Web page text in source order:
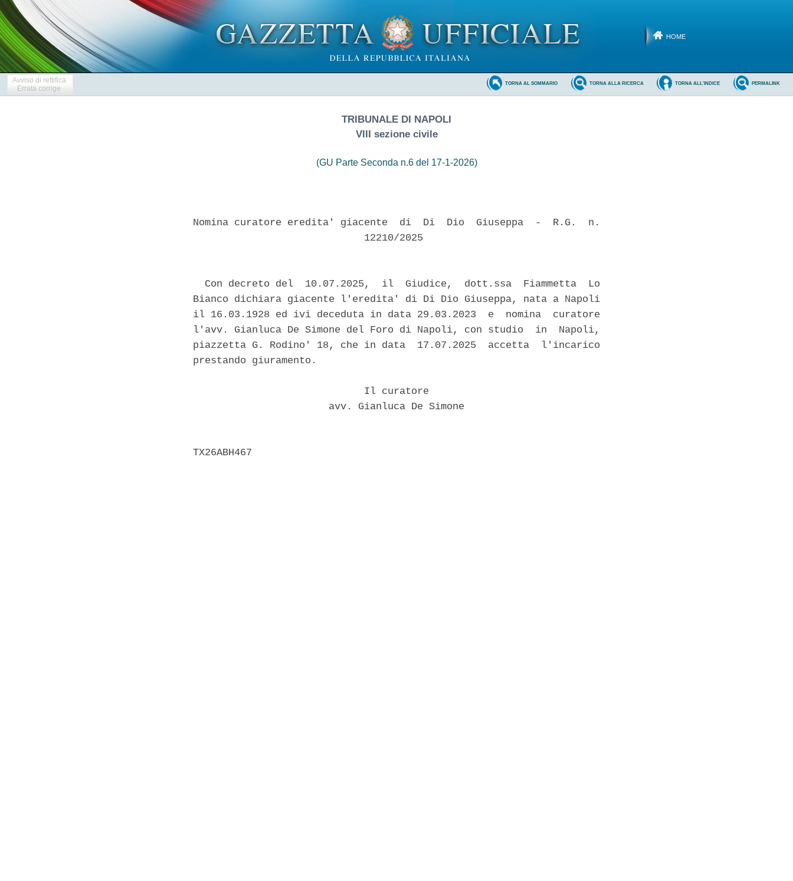
HOME
Avviso di rettifica
Errata corrige
PERMALINK
TORNA ALL'INDICE
TORNA ALLA RICERCA
TORNA AL SOMMARIO
TRIBUNALE DI NAPOLI
VIII sezione civile
(GU Parte Seconda n.6 del 17-1-2026)
Nomina curatore eredita' giacente  di  Di  Dio  Giuseppa  -  R.G.  n.
                             12210/2025
  Con decreto del  10.07.2025,  il  Giudice,  dott.ssa  Fiammetta  Lo
Bianco dichiara giacente l'eredita' di Di Dio Giuseppa, nata a Napoli
il 16.03.1928 ed ivi deceduta in data 29.03.2023  e  nomina  curatore
l'avv. Gianluca De Simone del Foro di Napoli, con studio  in  Napoli,
piazzetta G. Rodino' 18, che in data  17.07.2025  accetta  l'incarico
prestando giuramento.
                             Il curatore
                       avv. Gianluca De Simone